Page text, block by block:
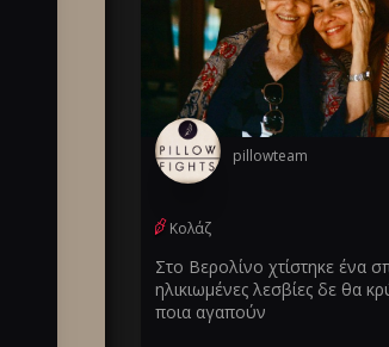
pillowteam
Κολάζ
Στο Βερολίνο χτίστηκε ένα
ηλικιωμένες λεσβίες δε θα
ποια αγαπούν